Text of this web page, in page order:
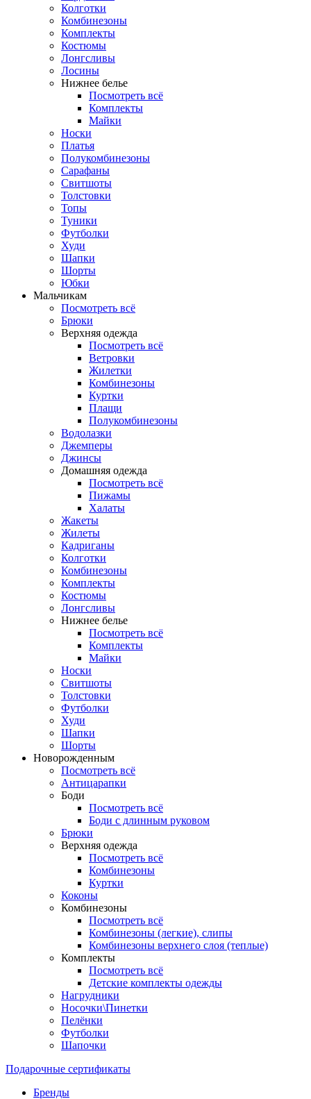
Колготки
Комбинезоны
Комплекты
Костюмы
Лонгсливы
Лосины
Нижнее белье
Посмотреть всё
Комплекты
Майки
Носки
Платья
Полукомбинезоны
Сарафаны
Свитшоты
Толстовки
Топы
Туники
Футболки
Худи
Шапки
Шорты
Юбки
Мальчикам
Посмотреть всё
Брюки
Верхняя одежда
Посмотреть всё
Ветровки
Жилетки
Комбинезоны
Куртки
Плащи
Полукомбинезоны
Водолазки
Джемперы
Джинсы
Домашняя одежда
Посмотреть всё
Пижамы
Халаты
Жакеты
Жилеты
Кадриганы
Колготки
Комбинезоны
Комплекты
Костюмы
Лонгсливы
Нижнее белье
Посмотреть всё
Комплекты
Майки
Носки
Свитшоты
Толстовки
Футболки
Худи
Шапки
Шорты
Новорожденным
Посмотреть всё
Антицарапки
Боди
Посмотреть всё
Боди с длинным руковом
Брюки
Верхняя одежда
Посмотреть всё
Комбинезоны
Куртки
Коконы
Комбинезоны
Посмотреть всё
Комбинезоны (легкие), слипы
Комбинезоны верхнего слоя (теплые)
Комплекты
Посмотреть всё
Детские комплекты одежды
Нагрудники
Носочки\Пинетки
Пелёнки
Футболки
Шапочки
Подарочные сертификаты
Бренды